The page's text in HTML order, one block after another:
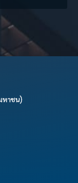
หาชน)